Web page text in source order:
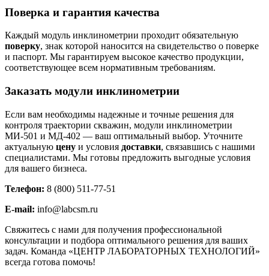
Поверка и гарантия качества
Каждый модуль инклинометрии проходит обязательную
поверку, знак которой наносится на свидетельство о поверке
и паспорт. Мы гарантируем высокое качество продукции,
соответствующее всем нормативным требованиям.
Заказать модули инклинометрии
Если вам необходимы надежные и точные решения для
контроля траектории скважин, модули инклинометрии
МИ-501 и МД-402 — ваш оптимальный выбор. Уточните
актуальную цену и условия доставки, связавшись с нашими
специалистами. Мы готовы предложить выгодные условия
для вашего бизнеса.
Телефон: 8 (800) 511-77-51
E-mail: info@labcsm.ru
Свяжитесь с нами для получения профессиональной
консультации и подбора оптимального решения для ваших
задач. Команда «ЦЕНТР ЛАБОРАТОРНЫХ ТЕХНОЛОГИЙ»
всегда готова помочь!